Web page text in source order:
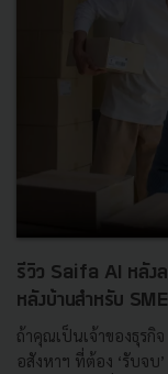
รีวิว Saifa AI หลังล
หลังบ้านสำหรับ SME
ถ้าคุณเป็นเจ้าของธุรกิ
อสังหาฯ ที่ต้อง ‘รับจบ